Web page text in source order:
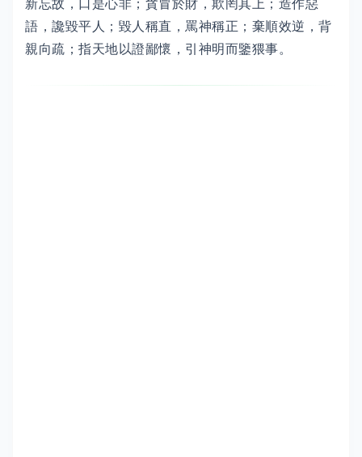
新忘故，口是心非；貪冒於財，欺罔其上；造作惡
語，讒毀平人；毀人稱直，罵神稱正；棄順效逆，背
親向疏；指天地以證鄙懷，引神明而鑒猥事。